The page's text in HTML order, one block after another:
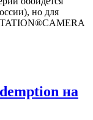
но для
на